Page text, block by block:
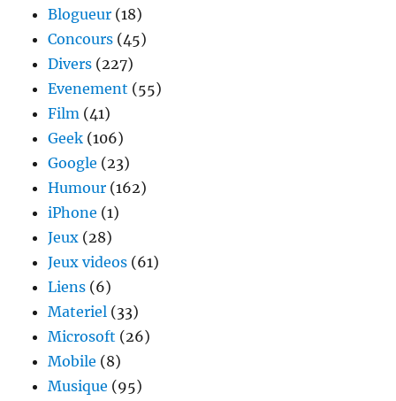
Blogueur (18)
Concours (45)
Divers (227)
Evenement (55)
Film (41)
Geek (106)
Google (23)
Humour (162)
iPhone (1)
Jeux (28)
Jeux videos (61)
Liens (6)
Materiel (33)
Microsoft (26)
Mobile (8)
Musique (95)